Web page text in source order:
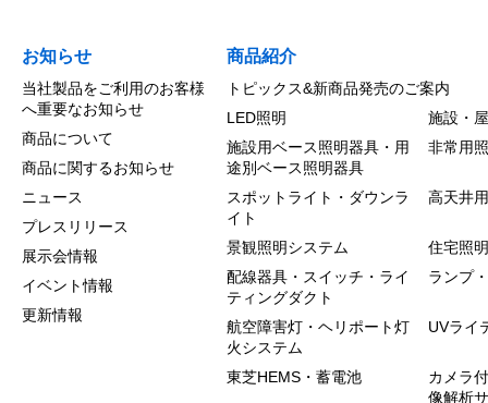
お知らせ
当社製品をご利用のお客様
へ重要なお知らせ
商品について
商品に関するお知らせ
ニュース
プレスリリース
展示会情報
イベント情報
更新情報
商品紹介
トピックス&新商品発売のご案内
LED照明
施設・
施設用ベース照明器具・用
途別ベース照明器具
非常用
スポットライト・ダウンラ
イト
高天井
景観照明システム
住宅照
配線器具・スイッチ・ライ
ティングダクト
ランプ
航空障害灯・ヘリポート灯
火システム
UVライ
東芝HEMS・蓄電池
カメラ
像解析